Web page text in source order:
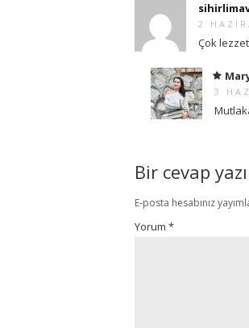
2
Çok
3
Bir cevap
E-posta hesabınız
Yorum *